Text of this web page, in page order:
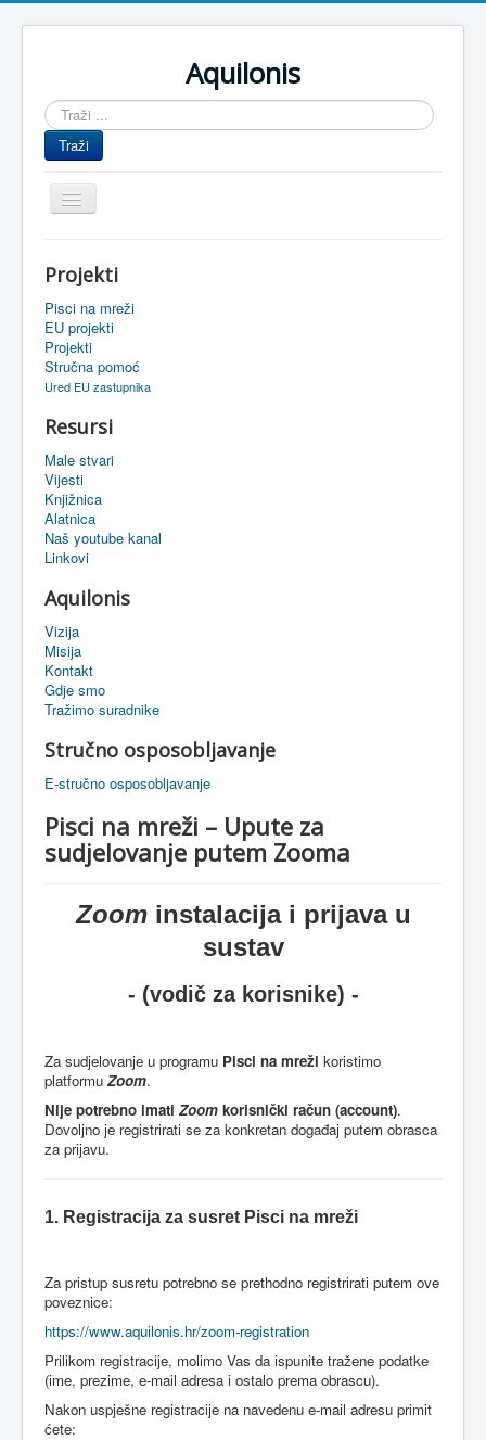
Aquilonis
Traži
...
Traži
Prikaz/Sakrivanje
navigacije
Upravljanje znanjem
Obrazovanje
Upravljanje projektima
Oaza
Sistemski alati
eMapa
Projekti
Pisci na mreži
EU projekti
Projekti
Stručna pomoć
Ured EU zastupnika
Resursi
Male stvari
Vijesti
Knjižnica
Alatnica
Naš youtube kanal
Linkovi
Aquilonis
Vizija
Misija
Kontakt
Gdje smo
Tražimo suradnike
Stručno osposobljavanje
E-stručno osposobljavanje
Pisci na mreži – Upute za
sudjelovanje putem Zooma
Zoominstalacija i prijava u
sustav
‐ (vodič za korisnike) -
Za sudjelovanje u programu Pisci na mreži koristimo
platformu Zoom.
Nije potrebno imati Zoom korisnički račun (account).
Dovoljno je registrirati se za konkretan događaj putem obrasca
za prijavu.
1. Registracija za susret Pisci na mreži
Za pristup susretu potrebno se prethodno registrirati putem ove
poveznice:
https://www.aquilonis.hr/zoom-registration
Prilikom registracije, molimo Vas da ispunite tražene podatke
(ime, prezime, e-mail adresa i ostalo prema obrascu).
Nakon uspješne registracije na navedenu e-mail adresu primit
ćete: